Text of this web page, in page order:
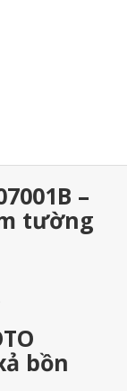
–
tường
bồn